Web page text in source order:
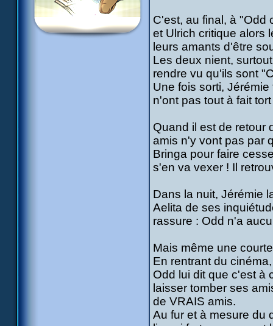
C'est, au final, à "Odd
et Ulrich critique alors
leurs amants d'être
Les deux nient,
rendre vu qu'ils sont
Une fois sorti,
n'ont pas tout à fait
Quand il est de retour
amis n'y vont pas par
Bringa pour faire
s'en va vexer ! Il
Dans la nuit, Jérémie
Aelita de ses
rassure : Odd n'a
Mais même une
En rentrant du
Odd lui dit que c'est à
laisser tomber ses
de VRAIS amis.
Au fur et à mesure du